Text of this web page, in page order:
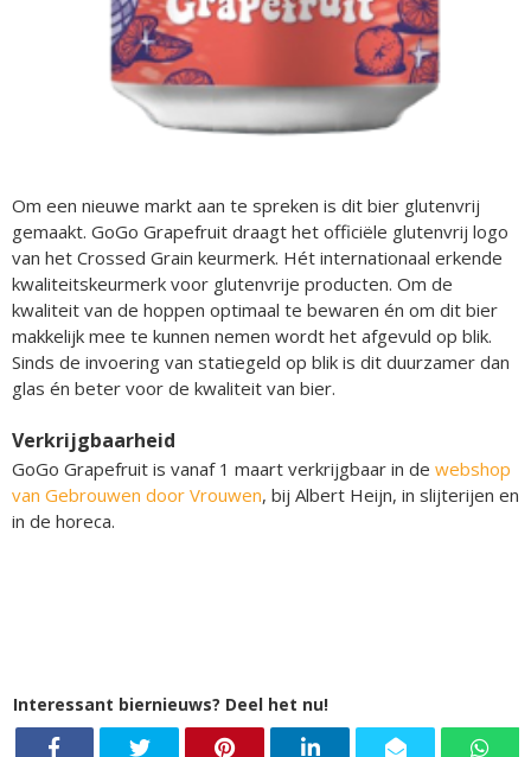
Om een nieuwe markt aan te spreken is dit bier glutenvrij
gemaakt. GoGo Grapefruit draagt het officiële glutenvrij logo
van het Crossed Grain keurmerk. Hét internationaal erkende
kwaliteitskeurmerk voor glutenvrije producten. Om de
kwaliteit van de hoppen optimaal te bewaren én om dit bier
makkelijk mee te kunnen nemen wordt het afgevuld op blik.
Sinds de invoering van statiegeld op blik is dit duurzamer dan
glas én beter voor de kwaliteit van bier.
Verkrijgbaarheid
GoGo Grapefruit is vanaf 1 maart verkrijgbaar in de webshop
van Gebrouwen door Vrouwen, bij Albert Heijn, in slijterijen en
in de horeca.
Interessant biernieuws? Deel het nu!